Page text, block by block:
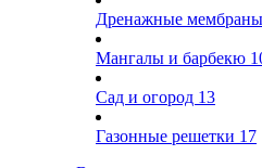
Дренажные мембраны
Мангалы и барбекю
Сад и огород 13
Газонные решетки 17